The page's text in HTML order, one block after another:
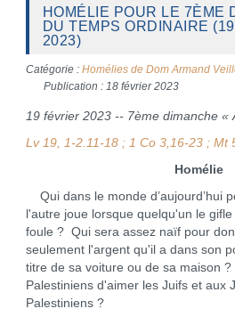
HOMÉLIE POUR LE 7ÈME
DU TEMPS ORDINAIRE
2023)
Catégorie : Homélies de Dom Armand
Publication : 18 février 2023
19 février 2023 -- 7ème dimanche «
Lv 19, 1-2.11-18 ; 1 Co 3,16-23 ; Mt
Homélie
Qui dans le monde d’aujourd’hui
l'autre joue lorsque quelqu'un le
foule ? Qui sera assez naïf pour
seulement l'argent qu'il a dans son
titre de sa voiture ou de sa maison
Palestiniens d'aimer les Juifs et aux
Palestiniens ?